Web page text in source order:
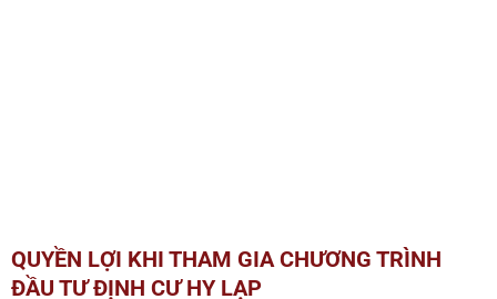
QUYỀN LỢI KHI THAM GIA CHƯƠNG TRÌNH
ĐẦU TƯ ĐỊNH CƯ HY LẠP